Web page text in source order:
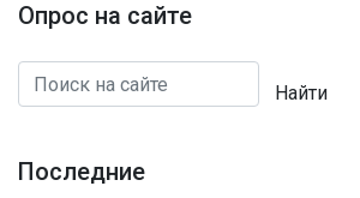
Опрос на сайте
Найти
Последние